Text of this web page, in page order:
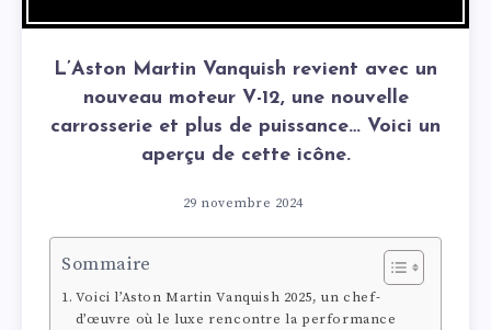
L’Aston Martin Vanquish revient avec un
nouveau moteur V-12, une nouvelle
carrosserie et plus de puissance… Voici un
aperçu de cette icône.
29 novembre 2024
Sommaire
Voici l’Aston Martin Vanquish 2025, un chef-
d’œuvre où le luxe rencontre la performance